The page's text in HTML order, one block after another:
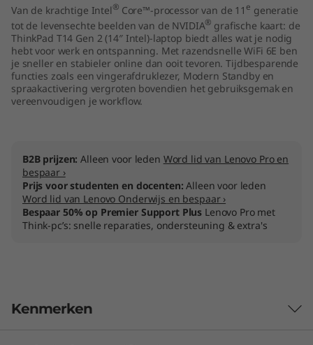
n
e
Van de krachtige Intel® Core™-processor van de 11 e generatie
tot de levensechte beelden van de NVIDIA® grafische kaart: de
ThinkPad T14 Gen 2 (14″ Intel)-laptop biedt alles wat je nodig
hebt voor werk en ontspanning. Met razendsnelle WiFi 6E ben
je sneller en stabieler online dan ooit tevoren. Tijdbesparende
functies zoals een vingerafdruklezer, Modern Standby en
spraakactivering vergroten bovendien het gebruiksgemak en
vereenvoudigen je workflow.
B2B prijzen:Alleen voor leden Word lid van Lenovo Pro en
bespaar ›
Prijs voor studenten en docenten:Alleen voor leden
Word lid van Lenovo Onderwijs en bespaar ›
Bespaar 50% op Premier Support Plus Lenovo Pro met
Think-pc’s: snelle reparaties, ondersteuning & extra's
Kenmerken